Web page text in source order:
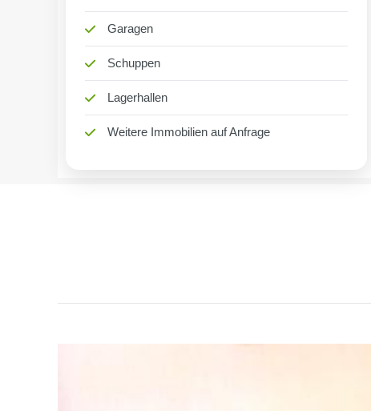
Garagen
Schuppen
Lagerhallen
Weitere Immobilien auf Anfrage